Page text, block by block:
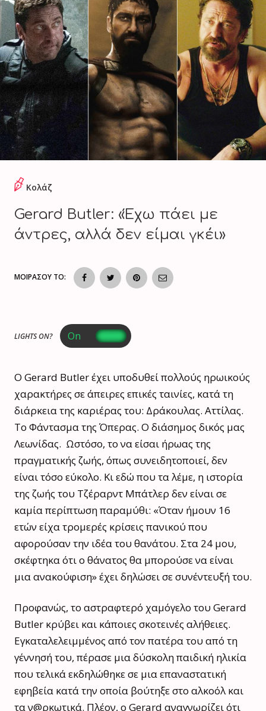
Κολάζ
Gerard Butler: «Έχω πάει με
άντρες, αλλά δεν είμαι γκέι»
ΜΟΙΡΑΣΟΥ ΤΟ:
LIGHTS ON?
Ο Gerard Butler έχει υποδυθεί πολλούς ηρωικούς
χαρακτήρες σε άπειρες επικές ταινίες, κατά τη
διάρκεια της καριέρας του: Δράκουλας. Αττίλας.
Το Φάντασμα της Όπερας. Ο διάσημος δικός μας
Λεωνίδας. Ωστόσο, το να είσαι ήρωας της
πραγματικής ζωής, όπως συνειδητοποιεί, δεν
είναι τόσο εύκολο. Κι εδώ που τα λέμε, η ιστορία
της ζωής του Τζέραρντ Μπάτλερ δεν είναι σε
καμία περίπτωση παραμύθι: «Όταν ήμουν 16
ετών είχα τρομερές κρίσεις πανικού που
αφορούσαν την ιδέα του θανάτου. Στα 24 μου,
σκέφτηκα ότι ο θάνατος θα μπορούσε να είναι
μια ανακούφιση» έχει δηλώσει σε συνέντευξή του.
Προφανώς, το αστραφτερό χαμόγελο του Gerard
Butler κρύβει και κάποιες σκοτεινές αλήθειες.
Εγκαταλελειμμένος από τον πατέρα του από τη
γέννησή του, πέρασε μια δύσκολη παιδική ηλικία
που τελικά εκδηλώθηκε σε μια επαναστατική
εφηβεία κατά την οποία βούτηξε στο αλκοόλ και
τα ν@ρκωτικά. Πλέον, ο Gerard αναγνωρίζει ότι